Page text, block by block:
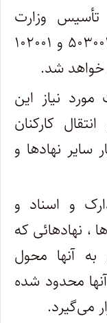
تأسیس وزارت
اطلاعات از محل اعتبارات ردیف ۵۰۳۰۰۱ و ۱۰۲۰۰۱
خواهد شد.
نیاز این
کارکنان
سایر نهادها و
و اسناد و
، نهادهائی که
به آنها محول
محدود شده
می‌گیرد.